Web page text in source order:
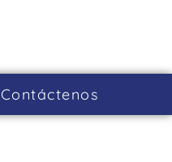
Cont­áctenos